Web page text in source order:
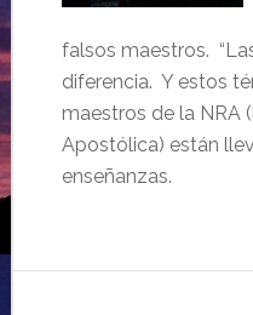
falsos maestros.
diferencia. Y estos
maestros de la NRA
Apostólica) están
enseñanzas.